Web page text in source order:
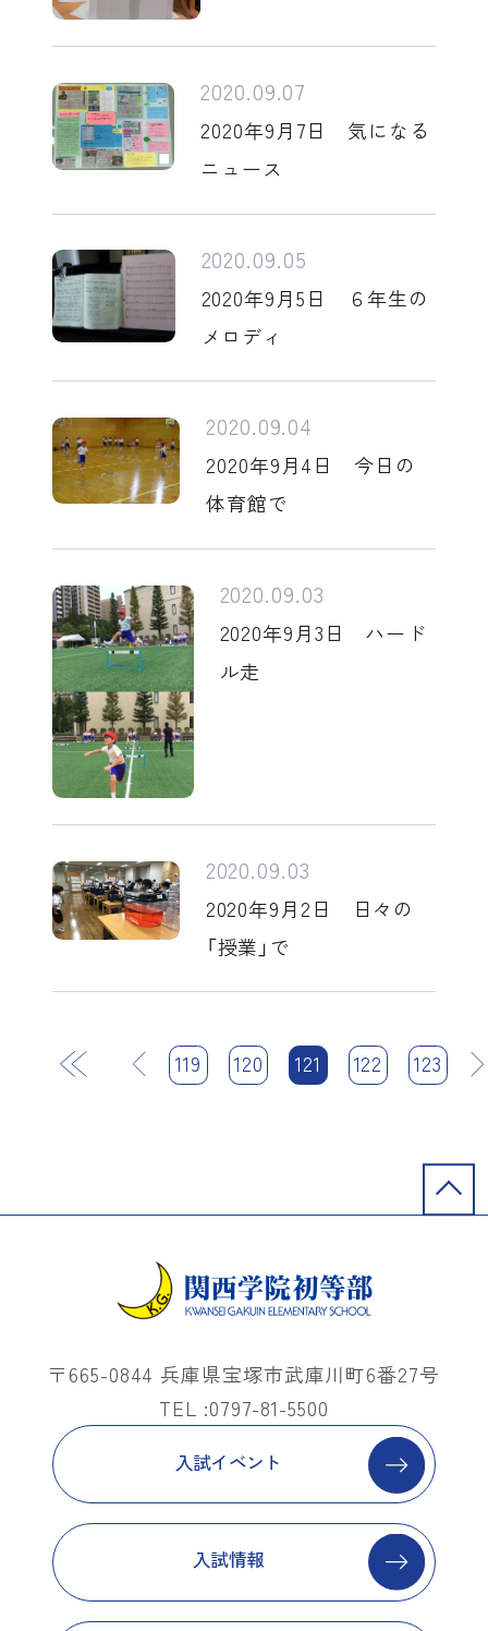
2020.09.07
2020年9月7日 気になる
ニュース
2020.09.05
2020年9月5日 ６年生の
メロディ
2020.09.04
2020年9月4日 今日の
体育館で
2020.09.03
2020年9月3日 ハード
ル走
2020.09.03
2020年9月2日 日々の
「授業」で
119 120 121 122 123
次 最後
〒665-0844 兵庫県宝塚市武庫川町6番27号
TEL :0797-81-5500
入試イベント
入試情報